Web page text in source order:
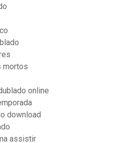
mortos
online
download
assistir